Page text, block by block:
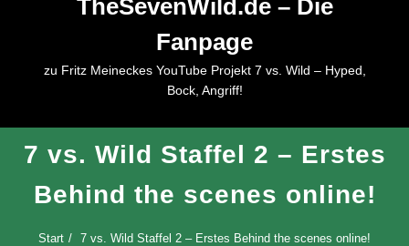
TheSevenWild.de – Die
Fanpage
zu Fritz Meineckes YouTube Projekt 7 vs. Wild – Hyped,
Bock, Angriff!
7 vs. Wild Staffel 2 – Erstes
Behind the scenes online!
Start 7 vs. Wild Staffel 2 – Erstes Behind the scenes online!